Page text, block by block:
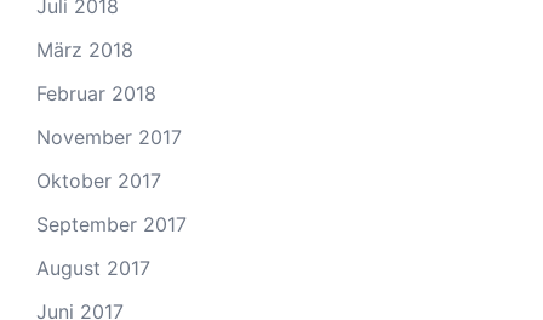
Juli 2018
März 2018
Februar 2018
November 2017
Oktober 2017
September 2017
August 2017
Juni 2017